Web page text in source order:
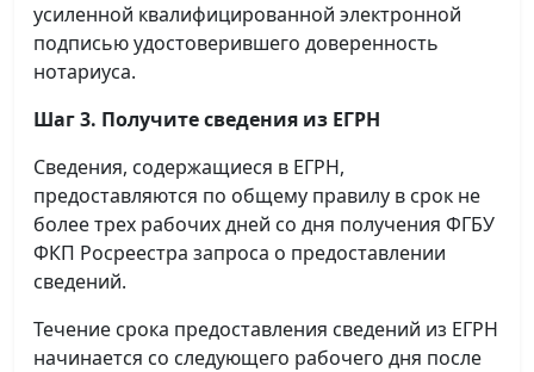
усиленной квалифицированной электронной
подписью удостоверившего доверенность
нотариуса.
Шаг 3. Получите сведения из ЕГРН
Сведения, содержащиеся в ЕГРН,
предоставляются по общему правилу в срок не
более трех рабочих дней со дня получения ФГБУ
ФКП Росреестра запроса о предоставлении
сведений.
Течение срока предоставления сведений из ЕГРН
начинается со следующего рабочего дня после